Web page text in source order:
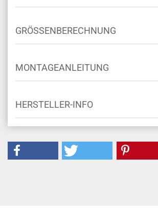
GRÖSSENBERECHNUNG
MONTAGEANLEITUNG
HERSTELLER-INFO